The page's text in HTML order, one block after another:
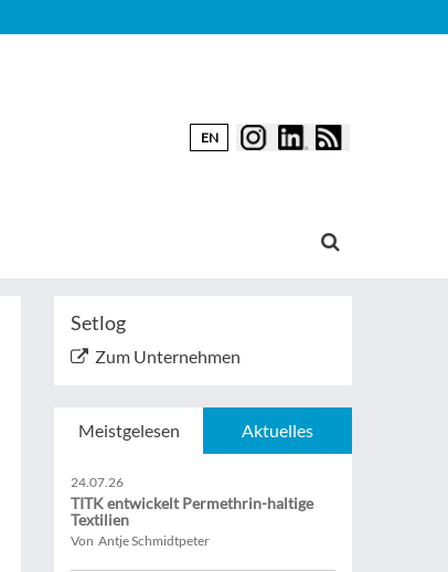
EN
Setlog
Zum Unternehmen
Meistgelesen Aktuelles
24.07.26
TITK entwickelt Permethrin-haltige
Textilien
Von Antje Schmidtpeter